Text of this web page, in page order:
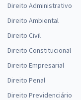
Direito Administrativo
Direito Ambiental
Direito Civil
Direito Constitucional
Direito Empresarial
Direito Penal
Direito Previdenciário